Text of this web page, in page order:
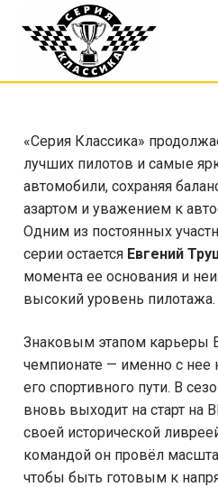
«Серия Классика»
лучших пилотов и самые
автомобили, сохраняя
азартом и уважением к
Одним из постоянных
серии остается Евгений
момента ее основания и
высокий уровень пилотажа.
Знаковым этапом карьеры
чемпионате — именно с нее
его спортивного пути. В
вновь выходит на старт на
своей исторической
командой он провёл
чтобы быть готовым к